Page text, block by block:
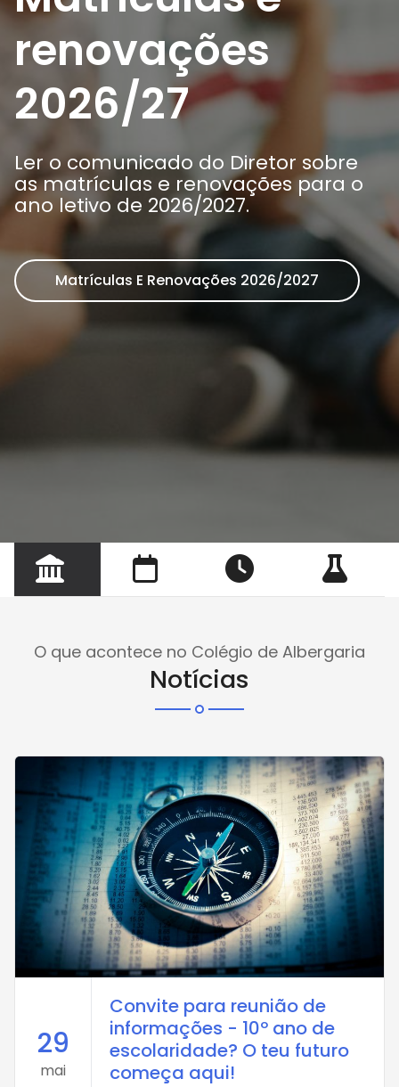
História
Comunicados
Tabela de Preços
Testemunhos
Perguntas Frequentes
Jornal Digital
renovações
2026/27
Ler o comunicado do Diretor sobre
as matrículas e renovações para o
ano letivo de 2026/2027.
Matrículas E Renovações 2026/2027
O que acontece no Colégio de Albergaria
Notícias
29
mai
Convite para reunião de
informações - 10º ano de
escolaridade? O teu futuro
começa aqui!